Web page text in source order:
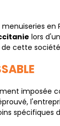
lors
cette
imposée
spécifiques